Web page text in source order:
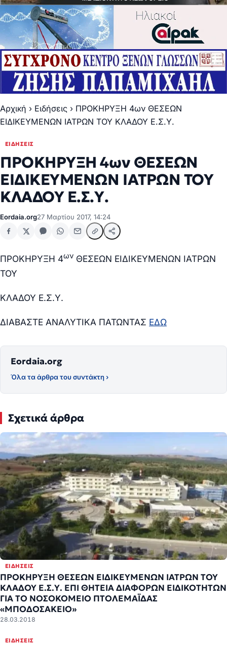
Αρχική › Ειδήσεις › ΠΡΟΚΗΡΥΞΗ 4ων ΘΕΣΕΩΝ
ΕΙΔΙΚΕΥΜΕΝΩΝ ΙΑΤΡΩΝ ΤΟΥ ΚΛΑΔΟΥ Ε.Σ.Υ.
ΕΙΔΉΣΕΙΣ
ΠΡΟΚΗΡΥΞΗ 4ων ΘΕΣΕΩΝ
ΕΙΔΙΚΕΥΜΕΝΩΝ ΙΑΤΡΩΝ ΤΟΥ
ΚΛΑΔΟΥ Ε.Σ.Υ.
Eordaia.org27 Μαρτίου 2017, 14:24
ΠΡΟΚΗΡΥΞΗ 4ων ΘΕΣΕΩΝ ΕΙΔΙΚΕΥΜΕΝΩΝ ΙΑΤΡΩΝ
ΤΟΥ
ΚΛΑΔΟΥ Ε.Σ.Υ.
ΔΙΑΒΑΣΤΕ ΑΝΑΛΥΤΙΚΑ ΠΑΤΩΝΤΑΣ ΕΔΩ
Eordaia.org
Όλα τα άρθρα του συντάκτη ›
Σχετικά άρθρα
ΕΙΔΉΣΕΙΣ
ΠΡΟΚΗΡΥΞΗ ΘΕΣΕΩΝ ΕΙΔΙΚΕΥΜΕΝΩΝ ΙΑΤΡΩΝ ΤΟΥ
ΚΛΑΔΟΥ Ε.Σ.Υ. ΕΠΙ ΘΗΤΕΙΑ ΔΙΑΦΟΡΩΝ ΕΙΔΙΚΟΤΗΤΩΝ
ΓΙΑ ΤΟ ΝΟΣΟΚΟΜΕΙΟ ΠΤΟΛΕΜΑΪΔΑΣ
«ΜΠΟΔΟΣΑΚΕΙΟ»
28.03.2018
ΕΙΔΉΣΕΙΣ